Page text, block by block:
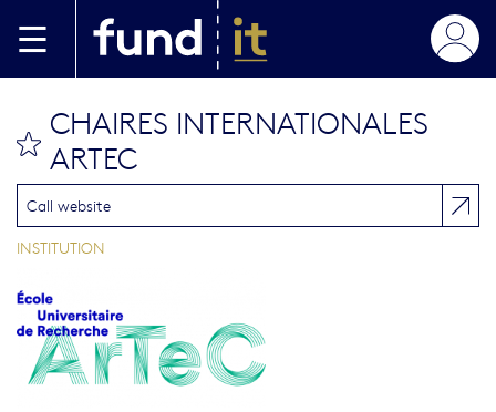
CHAIRES INTERNATIONALES
ARTEC
Call website
INSTITUTION